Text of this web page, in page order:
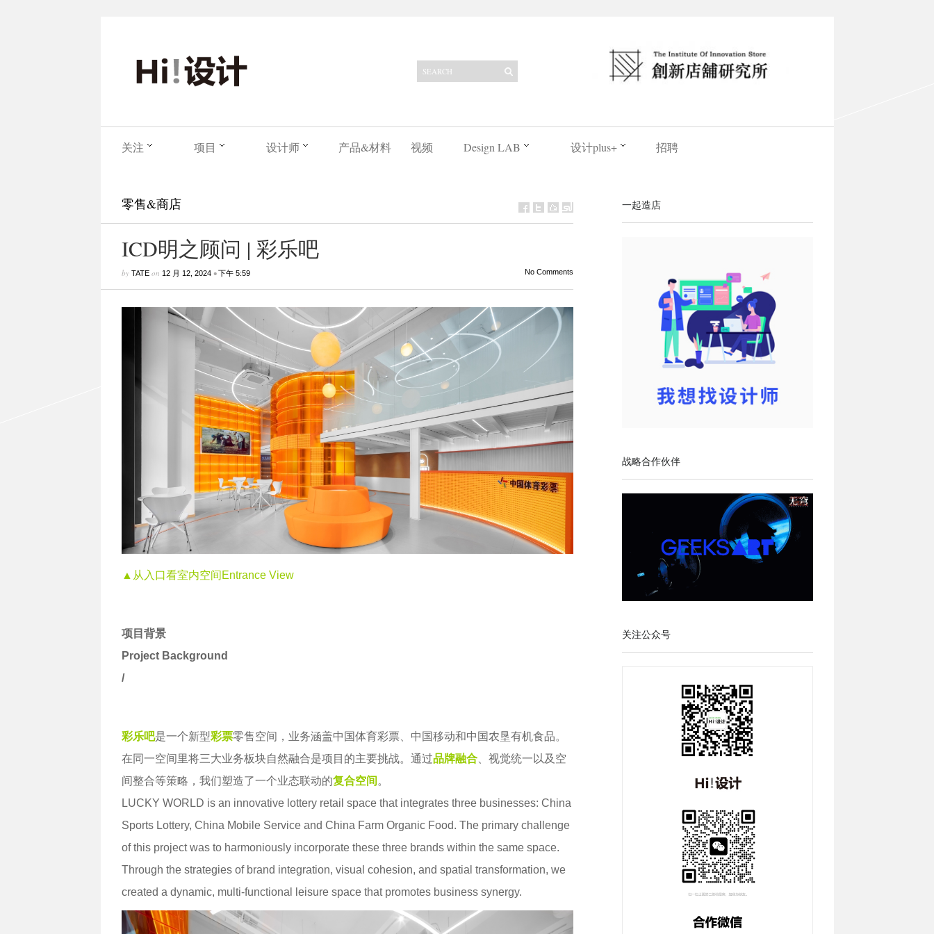
关注 项目 设计师 产品&材料 视频 Design LAB 设计plus+ 招聘
零售&商店
ICD明之顾问 | 彩乐吧
by TATEon 12 月 12, 2024•下午 5:59 No Comments
▲从入口看室内空间Entrance View
项目背景
Project Background
/
彩乐吧是一个新型彩票零售空间，业务涵盖中国体育彩票、中国移动和中国农垦有机食品。
在同一空间里将三大业务板块自然融合是项目的主要挑战。通过品牌融合、视觉统一以及空
间整合等策略，我们塑造了一个业态联动的复合空间 。
LUCKY WORLD is an innovative lottery retail space that integrates three businesses: China
Sports Lottery, China Mobile Service and China Farm Organic Food. The primary challenge
of this project was to harmoniously incorporate these three brands within the same space.
Through the strategies of brand integration, visual cohesion, and spatial transformation, we
created a dynamic, multi-functional leisure space that promotes business synergy.
一起造店
战略合作伙伴
关注公众号